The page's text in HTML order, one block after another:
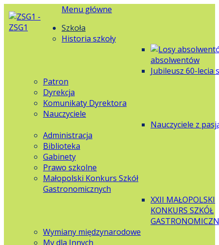
Menu główne
Szkoła
Historia szkoły
absolwentów
Jubileusz 60-lecia
Patron
Dyrekcja
Komunikaty Dyrektora
Nauczyciele
Nauczyciele z
Administracja
Biblioteka
Gabinety
Prawo szkolne
Małopolski Konkurs Szkół
Gastronomicznych
XXII MAŁOPOLSKI
KONKURS SZKÓŁ
Wymiany międzynarodowe
My dla Innych